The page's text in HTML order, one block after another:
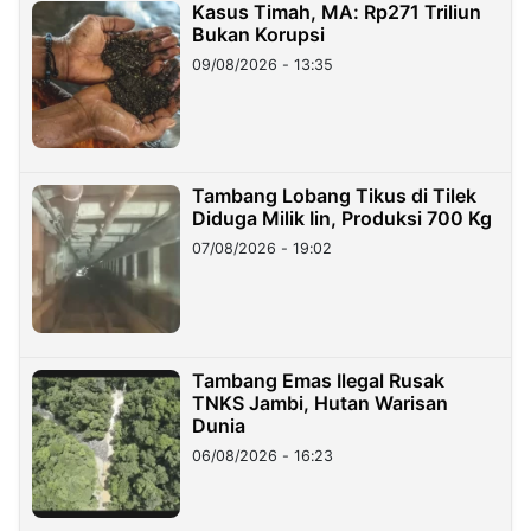
Kasus Timah, MA: Rp271 Triliun
Bukan Korupsi
09/08/2026 - 13:35
Tambang Lobang Tikus di Tilek
Diduga Milik Iin, Produksi 700 Kg
07/08/2026 - 19:02
Tambang Emas Ilegal Rusak
TNKS Jambi, Hutan Warisan
Dunia
06/08/2026 - 16:23